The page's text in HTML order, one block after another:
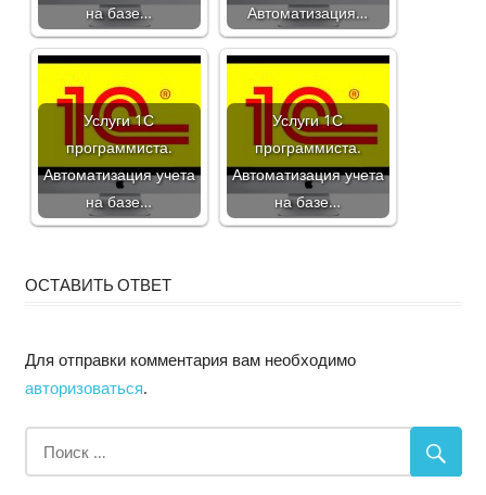
на базе…
Автоматизация…
Услуги 1С
программиста.
Автоматизация учета
на базе…
Услуги 1С
программиста.
Автоматизация учета
на базе…
ОСТАВИТЬ ОТВЕТ
Для отправки комментария вам необходимо
авторизоваться.